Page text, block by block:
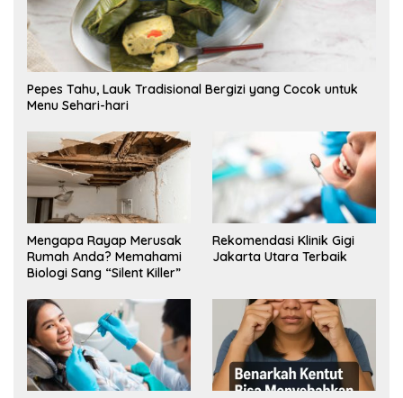
Pepes Tahu, Lauk Tradisional Bergizi yang Cocok untuk
Menu Sehari-hari
Mengapa Rayap Merusak
Rumah Anda? Memahami
Biologi Sang “Silent Killer”
Rekomendasi Klinik Gigi
Jakarta Utara Terbaik